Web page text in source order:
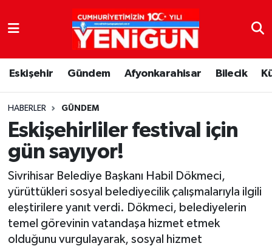
Eskişehir Gündem Afyonkarahisar Bilecik
HABERLER GÜNDEM
Eskişehirliler festival için
gün sayıyor!
Sivrihisar Belediye Başkanı Habil Dökmeci,
yürüttükleri sosyal belediyecilik çalışmalarıyla ilgili
eleştirilere yanıt verdi. Dökmeci, belediyelerin
temel görevinin vatandaşa hizmet etmek
olduğunu vurgulayarak, sosyal hizmet
Nöbetçi Eczaneler
Hava Durumu
Trafik Durumu
Süper Lig Puan Durumu ve Fikstür
Tüm Manşetler
Son Dakika Haberleri
Haber Arşivi